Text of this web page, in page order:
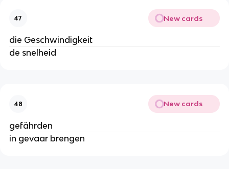
47 New cards
die Geschwindigkeit
de snelheid
48 New cards
gefährden
in gevaar brengen